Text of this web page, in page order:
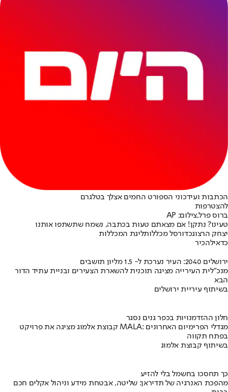
הכתבות ועידכוני הספורט החמים אצלך בטלגרם
להצטרפות
ברוס פרל,צילום: AP
טעינו? נתקן! אם מצאתם טעות בכתבה, נשמח שתשתפו אותנו
יצחק הרצוגכדורסל מכללותליגת המכללות
כדאילהכיר
ירושלים 2040: העיר נערכת ל- 1.5 מליון תושבים
מנכ"לית העירייה מציגה תוכנית להשארת הצעירים ובניית עתיד הדור
הבא
בשיתוף עיריית ירושלים
חלון ההזדמנויות בכפר גנים נסגר
קבוצת אלמוג מציגה את פרויקט MALA: מגדלי הפרימיום האחרונים
בפתח תקווה
בשיתוף קבוצת אלמוג
כך תחסכו בחשמל בלי להזיע
מהפכת האנרגיה של תדיראן: שליטה, אבטחת מידע וניהול אקלים חכם